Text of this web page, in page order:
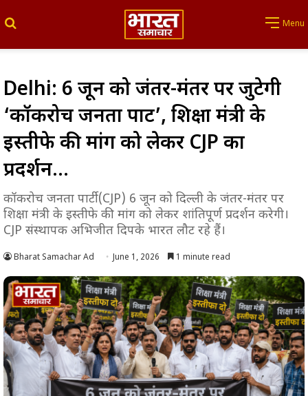
Menu
Delhi: 6 जून को जंतर-मंतर पर जुटेगी
‘कॉकरोच जनता पार्टी’, शिक्षा मंत्री के
इस्तीफे की मांग को लेकर CJP का
प्रदर्शन…
कॉकरोच जनता पार्टी (CJP) 6 जून को दिल्ली के जंतर-मंतर पर
शिक्षा मंत्री के इस्तीफे की मांग को लेकर शांतिपूर्ण प्रदर्शन करेगी।
CJP संस्थापक अभिजीत दिपके भारत लौट रहे हैं।
Bharat Samachar Ad June 1, 2026 1 minute read